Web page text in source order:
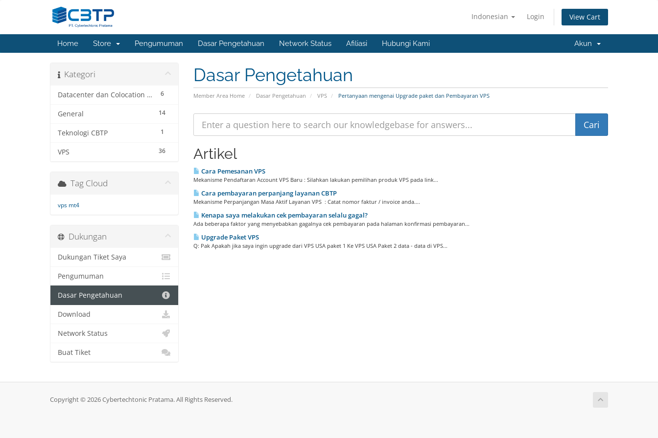
Indonesian Login View Cart
Home Store Pengumuman Dasar Pengetahuan Network Status Afiliasi Hubungi Kami Akun
Dasar Pengetahuan
Member Area Home Dasar Pengetahuan VPS Pertanyaan mengenai Upgrade paket dan Pembayaran VPS
Kategori
6
Datacenter dan Colocation Service
14
General
1
Teknologi CBTP
36
VPS Artikel
Cara Pemesanan VPS
Mekanisme Pendaftaran Account VPS Baru : Silahkan lakukan pemilihan produk VPS pada link...
Cara pembayaran perpanjang layanan CBTP
Mekanisme Perpanjangan Masa Aktif Layanan VPS : Catat nomor faktur / invoice anda....
Kenapa saya melakukan cek pembayaran selalu gagal?
Ada beberapa faktor yang menyebabkan gagalnya cek pembayaran pada halaman konfirmasi pembayaran...
Upgrade Paket VPS
Q: Pak Apakah jika saya ingin upgrade dari VPS USA paket 1 Ke VPS USA Paket 2 data - data di VPS...
Tag Cloud
vps mt4
Dukungan
Dukungan Tiket Saya
Pengumuman
Dasar Pengetahuan
Download
Network Status
Buat Tiket
Copyright © 2026 Cybertechtonic Pratama. All Rights Reserved.